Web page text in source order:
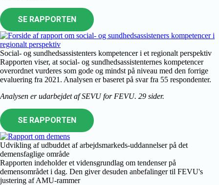
SE RAPPORTEN
Social- og sundhedsassistenters kompetencer i et regionalt perspektiv
Rapporten viser, at social- og sundhedsassistenternes kompetencer
overordnet vurderes som gode og mindst på niveau med den forrige
evaluering fra 2021. Analysen er baseret på svar fra 55 respondenter.
Analysen er udarbejdet af SEVU for FEVU. 29 sider.
SE RAPPORTEN
Udvikling af udbuddet af arbejdsmarkeds-uddannelser på det
demensfaglige område
Rapporten indeholder et vidensgrundlag om tendenser på
demensområdet i dag. Den giver desuden anbefalinger til FEVU's
justering af AMU-rammer